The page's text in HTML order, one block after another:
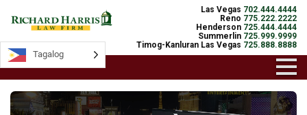
Las Vegas 702.444.4444
Reno 775.222.2222
Henderson 725.444.4444
Summerlin 725.999.9999
Timog-Kanluran Las Vegas 725.888.8888
Tagalog
Tagalog